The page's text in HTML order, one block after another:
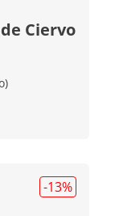
Ciervo
-13%